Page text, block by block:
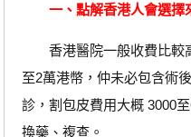
一、點解香港人會選擇
香港醫院一般收費比較
至2萬港幣，仲未必包含術
診，割包皮費用大概 3000
換藥、複查。